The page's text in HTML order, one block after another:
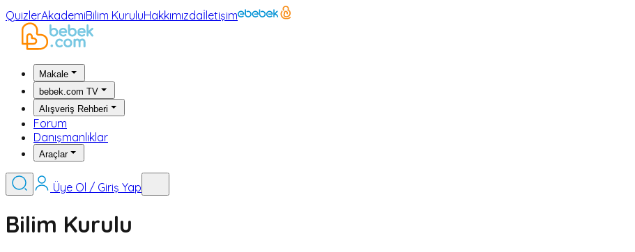
QuizlerAkademiBilim KuruluHakkımızdaİletişim
Makale
bebek.com TV
Alışveriş Rehberi
Forum
Danışmanlıklar
Araçlar
Üye Ol / Giriş Yap
Bilim Kurulu